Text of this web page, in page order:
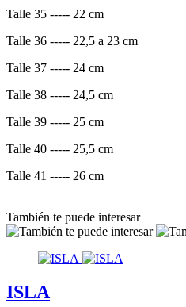
Talle 35 ----- 22 cm
Talle 36 ----- 22,5 a 23 cm
Talle 37 ----- 24 cm
Talle 38 ----- 24,5 cm
Talle 39 ----- 25 cm
Talle 40 ----- 25,5 cm
Talle 41 ----- 26 cm
También te puede interesar
ISLA